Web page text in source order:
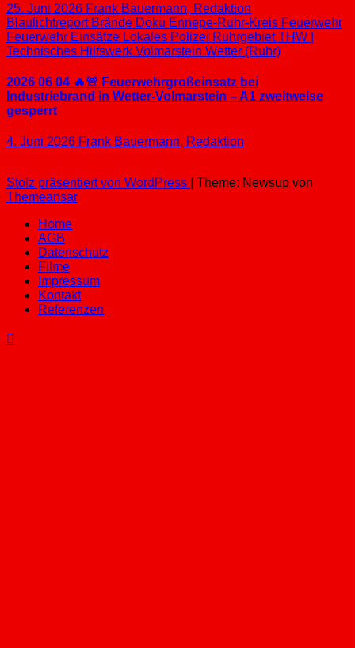
25. Juni 2026 Frank Bauermann, Redaktion
Blaulichtreport Brände Doku Ennepe-Ruhr-Kreis Feuerwehr
Feuerwehr Einsätze Lokales Polizei RuhrgebietTHW |
Technisches Hilfswerk Volmarstein Wetter (Ruhr)
2026 06 04 🔥🚨 Feuerwehrgroßeinsatz bei
Industriebrand in Wetter-Volmarstein – A1 zweitweise
gesperrt
4. Juni 2026 Frank Bauermann, Redaktion
Stolz präsentiert von WordPress
Theme: Newsup von
Themeansar
Home
AGB
Datenschutz
Filme
Impressum
Kontakt
Referenzen